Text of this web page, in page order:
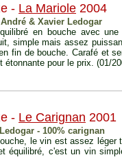
- La Mariole 2004
& Xavier Ledogar
en bouche avec une
simple mais assez
fin de bouche. Carafé et
pour le prix. (01/
- Le Carignan 2001
- 100% carignan
le vin est assez léger
équilibré, c'est un vin